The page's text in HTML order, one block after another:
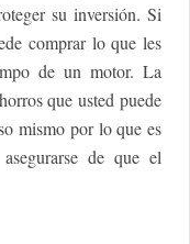
su inversión. Si
comprar lo que les
de un motor. La
que usted puede
mismo por lo que es
de que el